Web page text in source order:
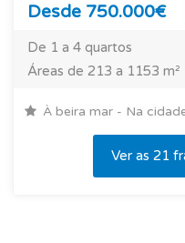
Desde 750.000€
De 1 a 4 quartos
Áreas de 213 a 1153 m²
À beira mar - Na
Ver as 21